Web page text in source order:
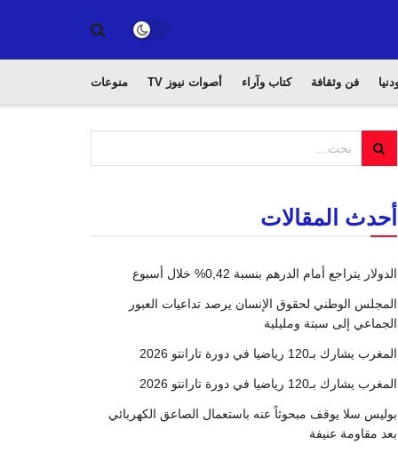
فن وثقافة كتاب وآراء أصوات نيوز TV منوعات
أحدث المقالات
الدولار يتراجع أمام الدرهم بنسبة 0,42% خلال أسبوع
المجلس الوطني لحقوق الإنسان يرصد تداعيات العبور
الجماعي إلى سبتة ومليلية
المغرب يشارك بـ120 رياضيا في دورة تارانتو 2026
المغرب يشارك بـ120 رياضيا في دورة تارانتو 2026
بوليس سلا يوقف مبحوثاً عنه باستعمال الصاعق الكهربائي
بعد مقاومة عنيفة